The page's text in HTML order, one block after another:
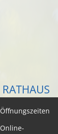
RATHAUS
Öffnungszeiten
Online-